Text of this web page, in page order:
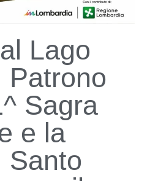
Lago
Patrono
Sagra
e la
Santo